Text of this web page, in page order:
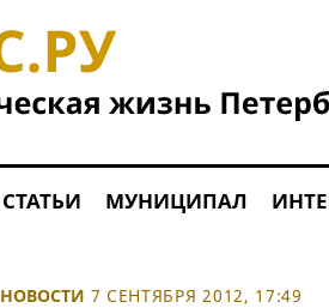
СТАТЬИ МУНИЦИПАЛ
НОВОСТИ 7 СЕНТЯБРЯ 2012, 17:49